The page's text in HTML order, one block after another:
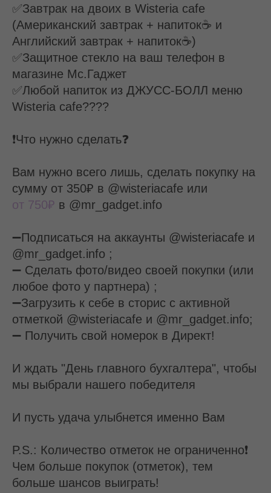
✅Завтрак на двоих в Wisteria cafe
(Американский завтрак + напиток☕ и
Английский завтрак + напиток☕)
✅Защитное стекло на ваш телефон в
магазине Мс.Гаджет
✅Любой напиток из ДЖУСС-БОЛЛ меню
Wisteria cafe????
❗Что нужно сделать❓
Вам нужно всего лишь, сделать покупку на
сумму от 350₽ в @wisteriacafe или
от 750₽ в @mr_gadget.info
➖Подписаться на аккаунты @wisteriacafe и
@mr_gadget.info ;
➖ Сделать фото/видео своей покупки (или
любое фото у партнера) ;
➖Загрузить к себе в сторис с активной
отметкой @wisteriacafe и @mr_gadget.info;
➖ Получить свой номерок в Директ!
И ждать "День главного бухгалтера", чтобы
мы выбрали нашего победителя
И пусть удача улыбнется именно Вам
P.S.: Количество отметок не ограниченно❗
Чем больше покупок (отметок), тем
больше шансов выиграть!